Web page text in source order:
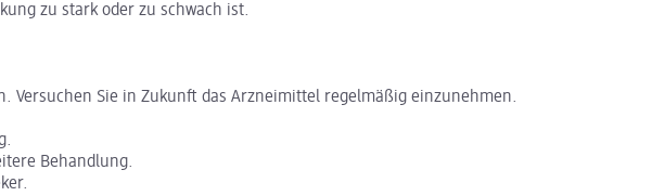
zu stark oder zu schwach ist.
Versuchen Sie in Zukunft das Arzneimittel regelmäßig einzunehmen.
Behandlung.